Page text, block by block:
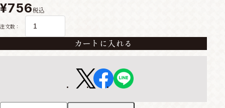
¥756税込
注文数：
カートに入れる